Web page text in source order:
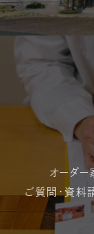
オーダー
ご質問・資料